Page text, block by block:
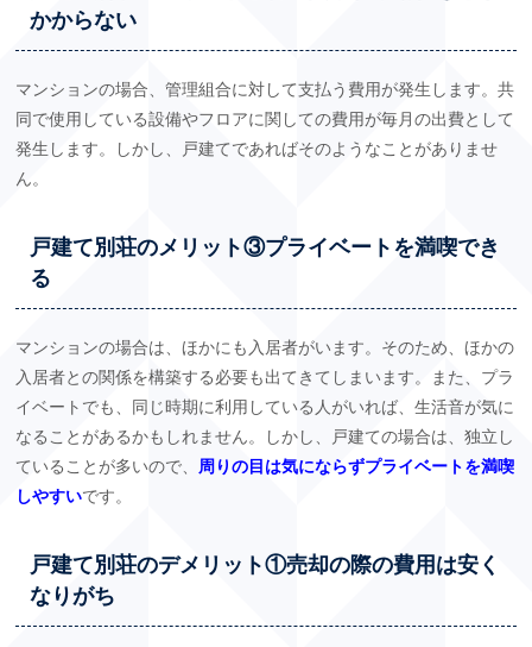
かからない
マンションの場合、管理組合に対して支払う費用が発生します。共
同で使用している設備やフロアに関しての費用が毎月の出費として
発生します。しかし、戸建てであればそのようなことがありませ
ん。
戸建て別荘のメリット③プライベートを満喫でき
る
マンションの場合は、ほかにも入居者がいます。そのため、ほかの
入居者との関係を構築する必要も出てきてしまいます。また、プラ
イベートでも、同じ時期に利用している人がいれば、生活音が気に
なることがあるかもしれません。しかし、戸建ての場合は、独立し
ていることが多いので、 周りの目は気にならずプライベートを満喫
しやすいです。
戸建て別荘のデメリット①売却の際の費用は安く
なりがち